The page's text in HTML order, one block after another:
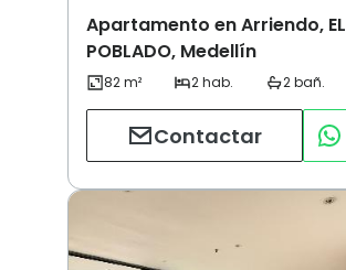
Apartamento en Arriendo, EL
POBLADO, Medellín
Contactar